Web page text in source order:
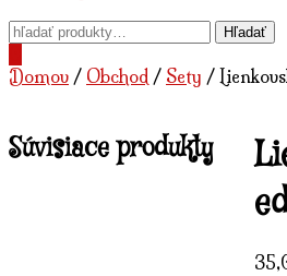
Domov / Obchod / Sety /
Súvisiace produkty